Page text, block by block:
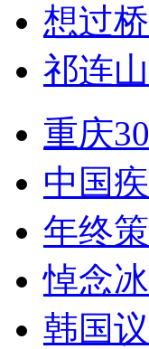
想过
祁连
重庆
中国
年终
悼念
韩国